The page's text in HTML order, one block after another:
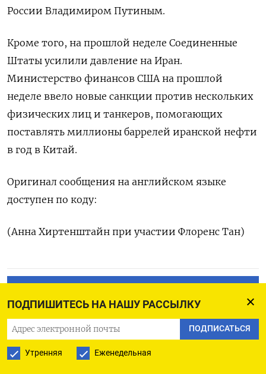
ПОДПИШИТЕСЬ НА НАШУ РАССЫЛКУ
ПОДПИСАТЬСЯ
Утренняя Еженедельная
России Владимиром Путиным.
Кроме того, на прошлой неделе Соединенные
Штаты усилили давление на Иран.
Министерство финансов США на прошлой
неделе ввело новые санкции против нескольких
физических лиц и танкеров, помогающих
поставлять миллионы баррелей иранской нефти
в год в Китай.
Оригинал сообщения на английском языке
доступен по коду:
(Анна Хиртенштайн при участии Флоренс Тан)
ПОДПИСАТЬСЯ В GOOGLE